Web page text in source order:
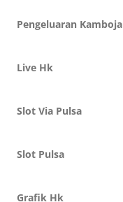
Pengeluaran Kamboja
Live Hk
Slot Via Pulsa
Slot Pulsa
Grafik Hk